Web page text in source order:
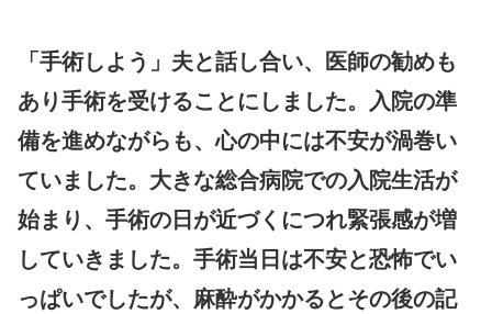
「手術しよう」夫と話し合い、医師の勧めも
あり手術を受けることにしました。入院の準
備を進めながらも、心の中には不安が渦巻い
ていました。大きな総合病院での入院生活が
始まり、手術の日が近づくにつれ緊張感が増
していきました。手術当日は不安と恐怖でい
っぱいでしたが、麻酔がかかるとその後の記